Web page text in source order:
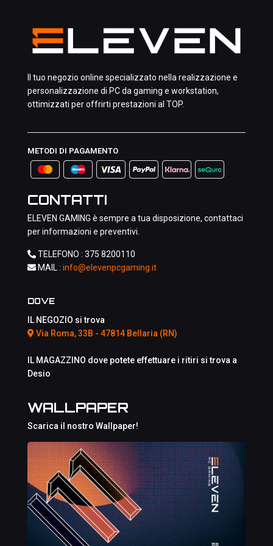
Il tuo negozio online specializzato nella realizzazione e
personalizzazione di PC da gaming e workstation,
ottimizzati per offrirti prestazioni al TOP.
METODI DI PAGAMENTO
CONTATTI
ELEVEN GAMING è sempre a tua disposizione, contattaci
per informazioni e preventivi.
TELEFONO : 375 8200110
MAIL : info@elevenpcgaming.it
DOVE
IL NEGOZIO si trova
Via Roma, 33B - 47814 Bellaria (RN)
IL MAGAZZINO dove potete effettuare i ritiri si trova a
Desio
WALLPAPER
Scarica il nostro Wallpaper!